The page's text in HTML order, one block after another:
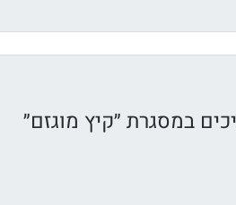
במסגרת ״קיץ מוגזם״